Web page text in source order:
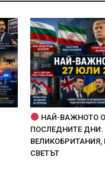
НАЙ-ВАЖНОТО
ПОСЛЕДНИТЕ ДНИ:
ВЕЛИКОБРИТАНИЯ,
СВЕТЪТ